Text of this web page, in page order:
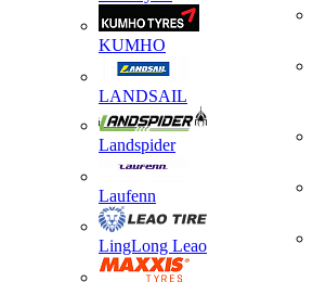
KUMHO
LANDSAIL
Landspider
Laufenn
LingLong Leao